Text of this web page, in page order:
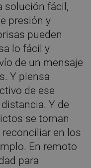
solución fácil,
presión y
pueden
lo fácil y
de un mensaje
Y piensa
de ese
Y de
se tornan
en los
En remoto
para